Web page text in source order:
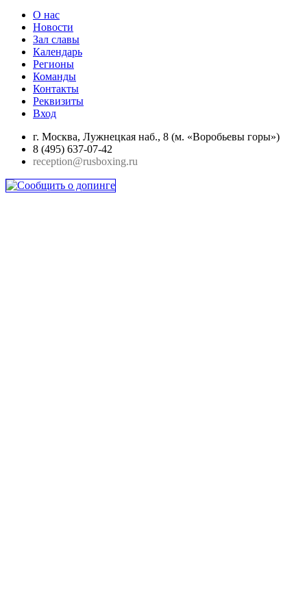
О нас
Новости
Зал славы
Календарь
Регионы
Команды
Контакты
Реквизиты
Вход
г. Москва, Лужнецкая наб., 8 (м. «Воробьевы горы»)
8 (495) 637-07-42
reception@rusboxing.ru